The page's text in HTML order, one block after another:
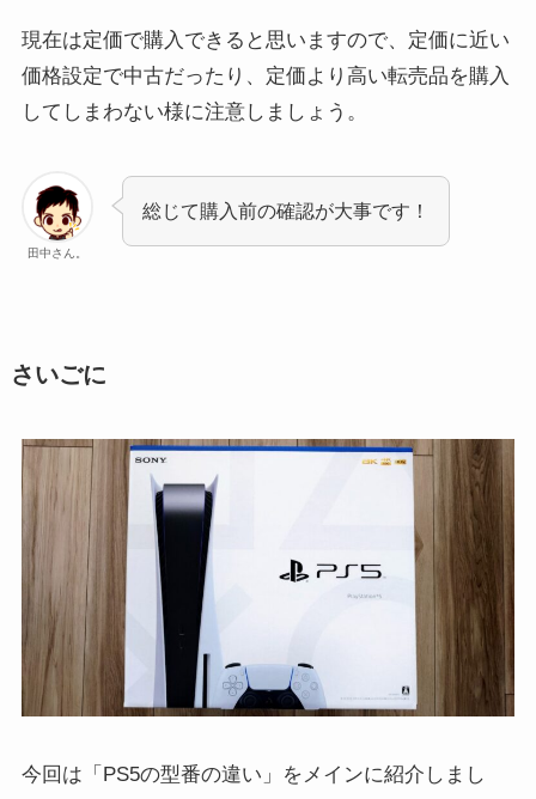
現在は定価で購入できると思いますので、定価に近い
価格設定で中古だったり、定価より高い転売品を購入
してしまわない様に注意しましょう。
田中さん。
総じて購入前の確認が大事です！
さいごに
今回は「PS5の型番の違い」をメインに紹介しまし